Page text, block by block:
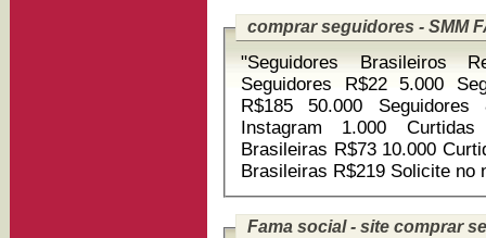
comprar seguidores - SMM
"Seguidores Brasileiros
Seguidores R$22 5.000
R$185 50.000 Seguidores 837 Curtidas
Instagram 1.000 Curtidas Brasileiras R$15 5.000 Curtidas
Brasileiras R$73 10.000
Brasileiras
Fama social - site comprar